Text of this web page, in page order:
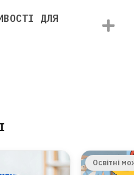
ДЛЯ
Освітні